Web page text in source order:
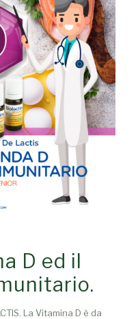
D ed il
La Vitamina D è da